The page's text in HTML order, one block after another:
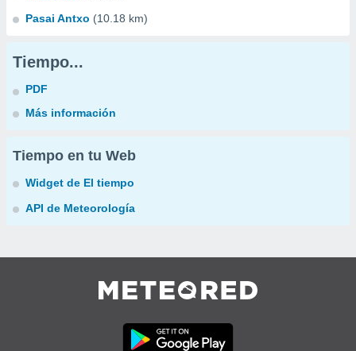
Pasai Antxo (10.18 km)
Tiempo...
PDF
Más información
Tiempo en tu Web
Widget de El tiempo
API de Meteorología